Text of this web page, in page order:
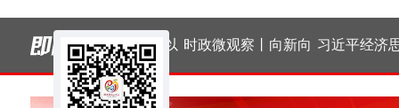
习近平总书记今年以
来治国理政纪实丨砥
时政微观察丨向新向
优向好！中国经济展
习近平经济思想
中国经济高质量